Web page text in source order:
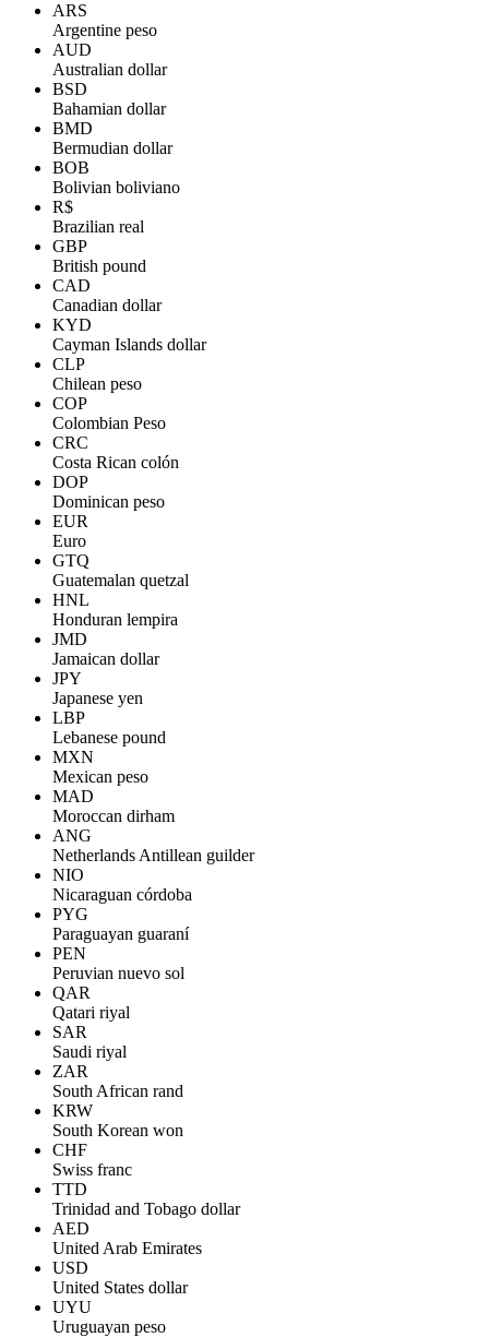
ARS
Argentine peso
AUD
Australian dollar
BSD
Bahamian dollar
BMD
Bermudian dollar
BOB
Bolivian boliviano
R$
Brazilian real
GBP
British pound
CAD
Canadian dollar
KYD
Cayman Islands dollar
CLP
Chilean peso
COP
Colombian Peso
CRC
Costa Rican colón
DOP
Dominican peso
EUR
Euro
GTQ
Guatemalan quetzal
HNL
Honduran lempira
JMD
Jamaican dollar
JPY
Japanese yen
LBP
Lebanese pound
MXN
Mexican peso
MAD
Moroccan dirham
ANG
Netherlands Antillean guilder
NIO
Nicaraguan córdoba
PYG
Paraguayan guaraní
PEN
Peruvian nuevo sol
QAR
Qatari riyal
SAR
Saudi riyal
ZAR
South African rand
KRW
South Korean won
CHF
Swiss franc
TTD
Trinidad and Tobago dollar
AED
United Arab Emirates
USD
United States dollar
UYU
Uruguayan peso